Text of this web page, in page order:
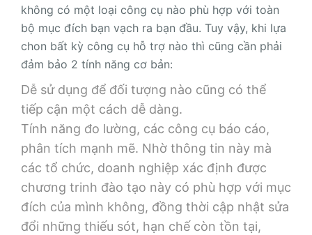
không có một loại công cụ nào phù hợp với toàn
bộ mục đích bạn vạch ra bạn đầu. Tuy vậy, khi lựa
chon bất kỳ công cụ hỗ trợ nào thì cũng cần phải
đảm bảo 2 tính năng cơ bản:
Dễ sử dụng để đối tượng nào cũng có thể
tiếp cận một cách dễ dàng.
Tính năng đo lường, các công cụ báo cáo,
phân tích mạnh mẽ. Nhờ thông tin này mà
các tổ chức, doanh nghiệp xác định được
chương trinh đào tạo này có phù hợp với mục
đích của mình không, đồng thời cập nhật sửa
đổi những thiếu sót, hạn chế còn tồn tại,